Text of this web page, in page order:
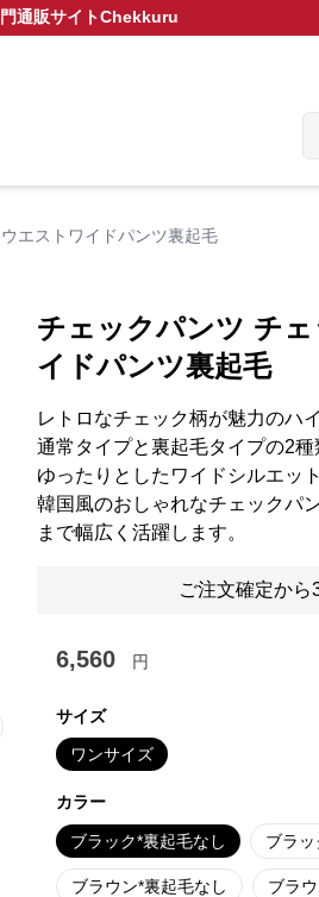
通販サイトChekkuru
エストワイドパンツ裏起毛
slide
チェックパンツ チ
イドパンツ裏起毛
レトロなチェック柄が魅力のハ
通常タイプと裏起毛タイプの2種
ゆったりとしたワイドシルエッ
韓国風のおしゃれなチェックパ
まで幅広く活躍します。
ご注文確定から
6,560 円
サイズ
ワンサイズ
カラー
ブラック*裏起毛なし ブラッ
ブラウン*裏起毛なし ブラ